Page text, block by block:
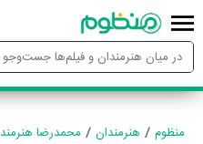
منظوم هنرمندان محمدرضا هنرمند